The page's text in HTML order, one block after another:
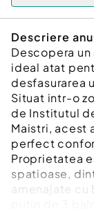
Descriere
Descopera
ideal atat
desfasurarea
Situat intr-o
de Institutul
Maistri, acest
perfect
Proprietatea
spatioase,
amenajate cu
putin de 3